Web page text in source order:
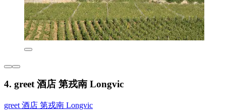
4. greet 酒店 第戎南 Longvic
greet 酒店 第戎南 Longvic